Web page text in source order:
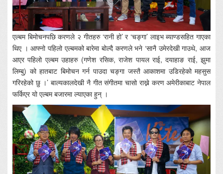
एल्बम बिमोचनपछि करणले २ गीतहरु ‘रानी हो’ र ‘चङ्गा’ लाइभ ब्याण्डसहित गाएका
थिए । आफ्नो पहिलो एल्बमको बारेमा बोल्दै करणले भने ‘सानै उमेरदेखी गाउथे, आज
आएर पहिलो एल्बम उहाहरु (गणेश रसिक, राजेश पायल राई, दयाहाङ राई, झुमा
लिम्बु) को हातबाट बिमोचन गर्न पाउदा चङ्गा जस्तै आकाशमा उडिरहेको महसुस
गरिरहेको छु ।’ बाल्यकालदेखी नै गीत संगीतमा चासो राख्ने करण अमेरीकाबाट नेपाल
फर्किएर यो एल्बम बजारमा ल्याएका हुन् ।